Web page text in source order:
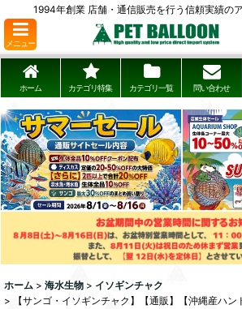
1994年創業 店舗・通信販売を行う信頼実績の
メニュー
ホーム カテゴリ特集 カテゴリ一覧 問い合わせ
ホーム > 海水生物 > イソギンチャク
>
【サンゴ・イソギンチャク】【通販】【沖縄産ハ